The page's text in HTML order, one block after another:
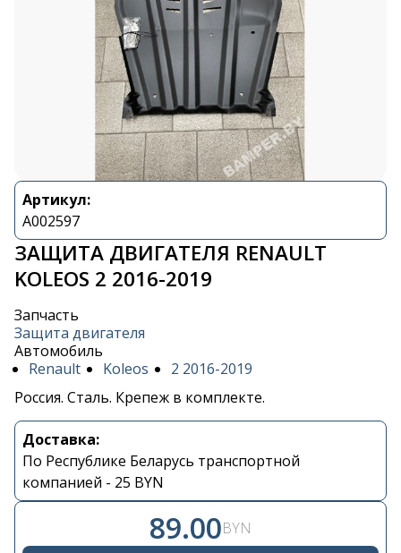
Артикул:
A002597
ЗАЩИТА ДВИГАТЕЛЯ RENAULT
KOLEOS 2 2016-2019
Запчасть
Защита двигателя
Автомобиль
Renault
Koleos
2 2016-2019
Россия. Сталь. Крепеж в комплекте.
Доставка:
По Республике Беларусь транспортной
компанией - 25 BYN
89.00BYN
Контакты
+375 29 870 15 80